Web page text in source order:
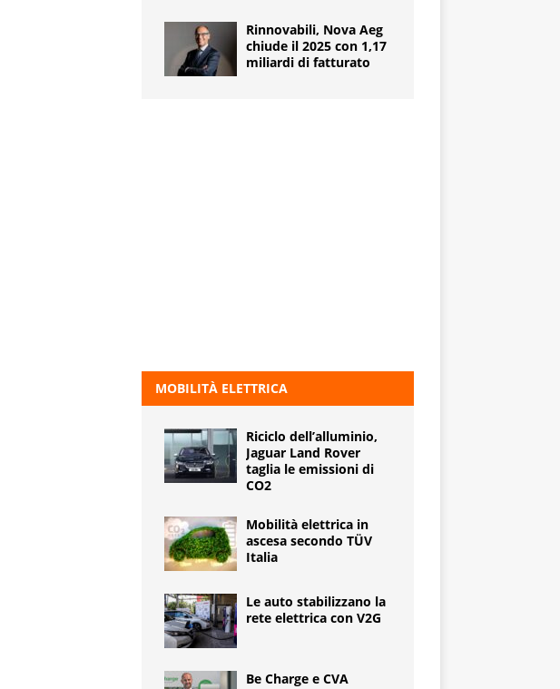
Rinnovabili, Nova Aeg
chiude il 2025 con 1,17
miliardi di fatturato
MOBILITÀ ELETTRICA
Riciclo dell’alluminio,
Jaguar Land Rover
taglia le emissioni di
CO2
Mobilità elettrica in
ascesa secondo TÜV
Italia
Le auto stabilizzano la
rete elettrica con V2G
Be Charge e CVA